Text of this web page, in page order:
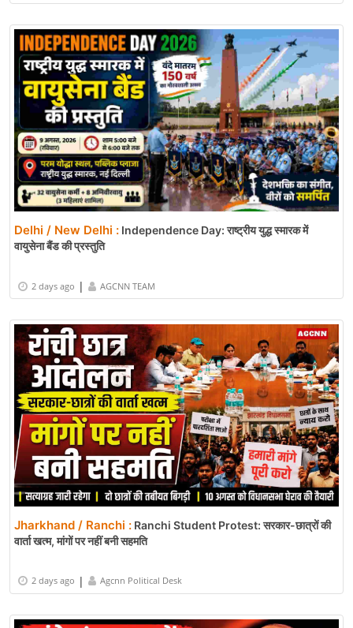
Delhi / New Delhi : Independence Day: राष्ट्रीय युद्ध स्मारक में
वायुसेना बैंड की प्रस्तुति
2 days ago | AGCNN TEAM
Jharkhand / Ranchi : Ranchi Student Protest: सरकार-छात्रों की
वार्ता खत्म, मांगों पर नहीं बनी सहमति
2 days ago | Agcnn Political Desk